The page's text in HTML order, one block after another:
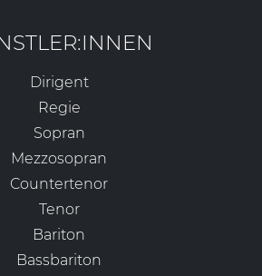
Dirigent
Regie
Sopran
Mezzosopran
Countertenor
Tenor
Bariton
Bassbariton